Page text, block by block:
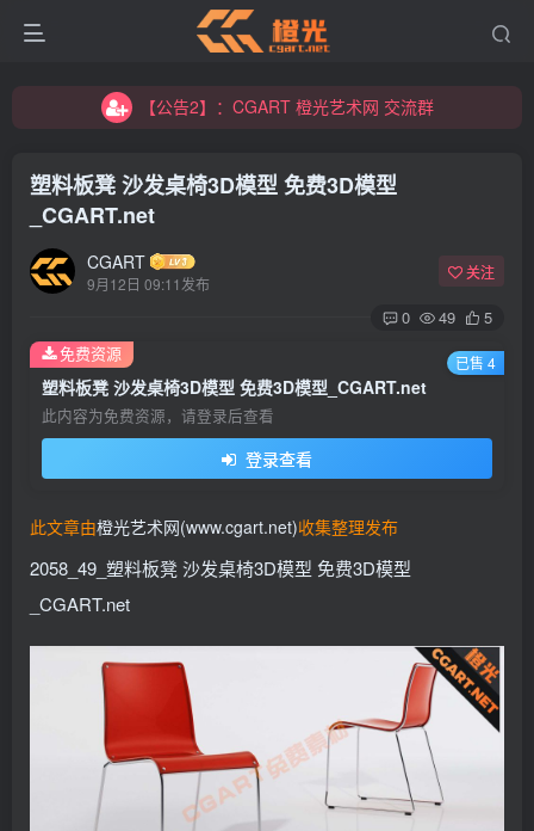
【公告2】：CGART 橙光艺术网 交流群
【公告2】：CGART 橙光艺术网 交流群
塑料板凳 沙发桌椅3D模型 免费3D模型
_CGART.net
CGART
9月12日 09:11发布
关注
0 49 5
塑料板凳 沙发桌椅3D模型 免费3D模型_CGART.net
此内容为免费资源，请登录后查看
登录查看
免费资源 已售 4
此文章由橙光艺术网(www.cgart.net)收集整理发布
2058_49_塑料板凳 沙发桌椅3D模型 免费3D模型
_CGART.net